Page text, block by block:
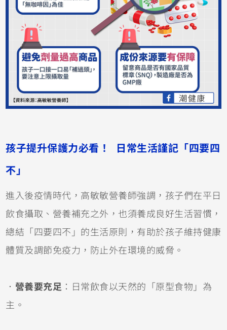
孩子提升保護力必看！ 日常生活謹記「四要四
不」
進入後疫情時代，高敏敏營養師強調，孩子們在平日
飲食攝取、營養補充之外，也須養成良好生活習慣，
總結「四要四不」的生活原則，有助於孩子維持健康
體質及調節免疫力，防止外在環境的威脅。
． 營養要充足 ：日常飲食以天然的「原型食物」為
主。